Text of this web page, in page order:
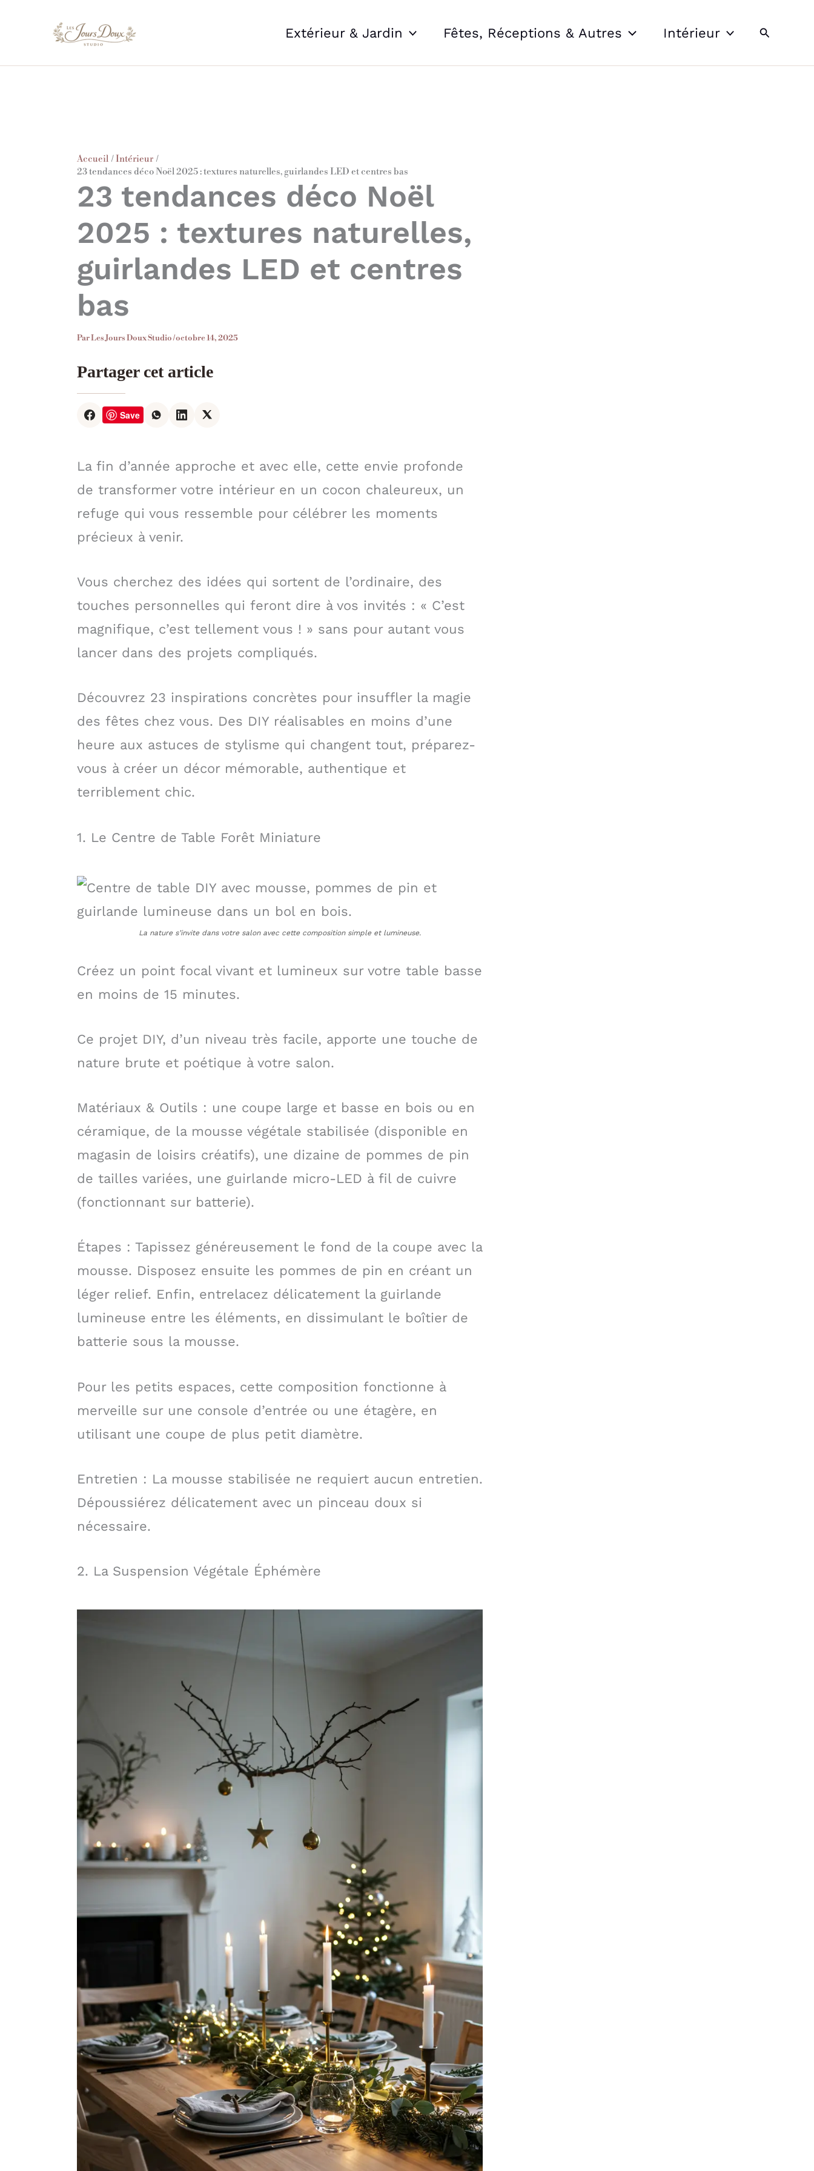
Extérieur & Jardin Fêtes, Réceptions & Autres Intérieur
Accueil
Intérieur
23 tendances déco Noël 2025 : textures naturelles, guirlandes LED et centres bas
23 tendances déco Noël
2025 : textures naturelles,
guirlandes LED et centres
bas
ParLes Jours Doux Studio/octobre 14, 2025
Partager cet article
Save
La fin d’année approche et avec elle, cette envie profonde
de transformer votre intérieur en un cocon chaleureux, un
refuge qui vous ressemble pour célébrer les moments
précieux à venir.
Vous cherchez des idées qui sortent de l’ordinaire, des
touches personnelles qui feront dire à vos invités : « C’est
magnifique, c’est tellement vous ! » sans pour autant vous
lancer dans des projets compliqués.
Découvrez 23 inspirations concrètes pour insuffler la magie
des fêtes chez vous. Des DIY réalisables en moins d’une
heure aux astuces de stylisme qui changent tout, préparez-
vous à créer un décor mémorable, authentique et
terriblement chic.
1. Le Centre de Table Forêt Miniature
La nature s’invite dans votre salon avec cette composition simple et lumineuse.
Créez un point focal vivant et lumineux sur votre table basse
en moins de 15 minutes.
Ce projet DIY, d’un niveau très facile, apporte une touche de
nature brute et poétique à votre salon.
Matériaux & Outils : une coupe large et basse en bois ou en
céramique, de la mousse végétale stabilisée (disponible en
magasin de loisirs créatifs), une dizaine de pommes de pin
de tailles variées, une guirlande micro-LED à fil de cuivre
(fonctionnant sur batterie).
Étapes : Tapissez généreusement le fond de la coupe avec la
mousse. Disposez ensuite les pommes de pin en créant un
léger relief. Enfin, entrelacez délicatement la guirlande
lumineuse entre les éléments, en dissimulant le boîtier de
batterie sous la mousse.
Pour les petits espaces, cette composition fonctionne à
merveille sur une console d’entrée ou une étagère, en
utilisant une coupe de plus petit diamètre.
Entretien : La mousse stabilisée ne requiert aucun entretien.
Dépoussiérez délicatement avec un pinceau doux si
nécessaire.
2. La Suspension Végétale Éphémère